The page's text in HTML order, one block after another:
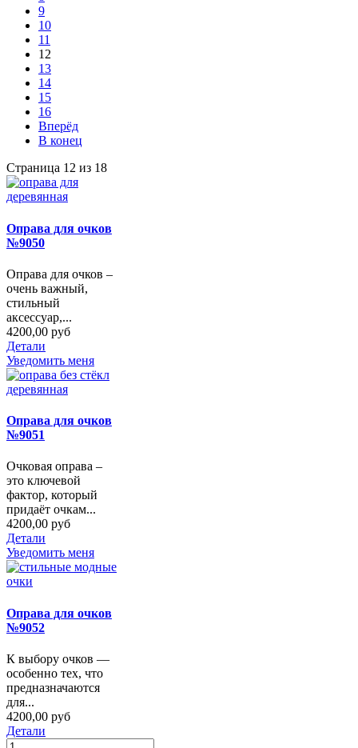
9
10
11
12
13
14
15
16
Вперёд
В конец
Страница 12 из 18
Оправа для очков
№9050
Оправа для очков –
очень важный,
стильный
аксессуар,...
4200,00 руб
Детали
Уведомить меня
Оправа для очков
№9051
Очковая оправа –
это ключевой
фактор, который
придаёт очкам...
4200,00 руб
Детали
Уведомить меня
Оправа для очков
№9052
К выбору очков —
особенно тех, что
предназначаются
для...
4200,00 руб
Детали